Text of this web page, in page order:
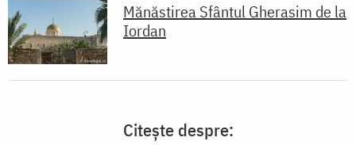
Mănăstirea Sfântul Gherasim de la
Iordan
Citește despre: